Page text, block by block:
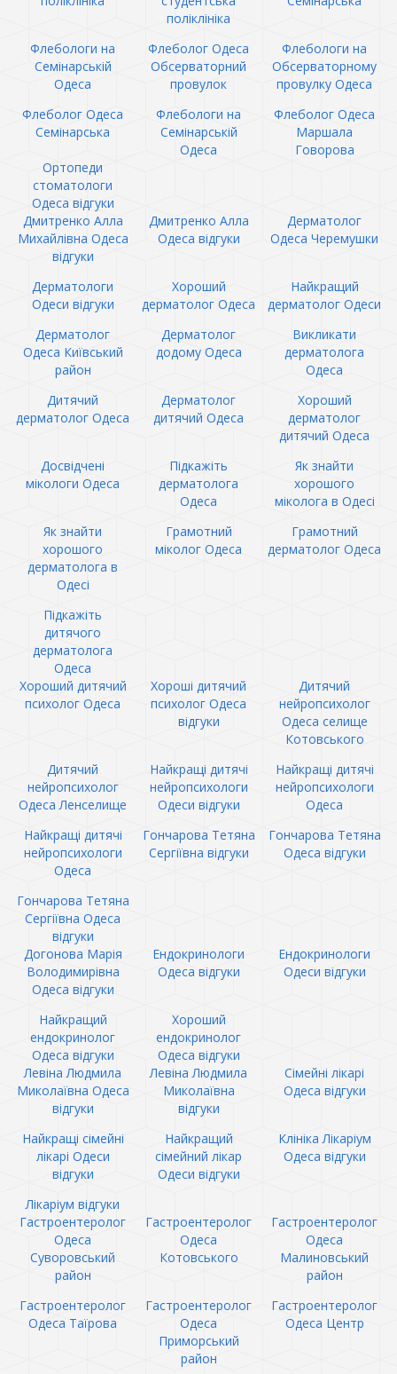
поліклініка
Флебологи на
Семінарській
Одеса
Флеболог Одеса
Обсерваторний
провулок
Флебологи на
Обсерваторному
провулку Одеса
Флеболог Одеса
Семінарська
Флебологи на
Семінарській
Одеса
Флеболог Одеса
Маршала
Говорова
Ортопеди
стоматологи
Одеса відгуки
Дмитренко Алла
Михайлівна Одеса
відгуки
Дмитренко Алла
Одеса відгуки
Дерматолог
Одеса Черемушки
Дерматологи
Одеси відгуки
Хороший
дерматолог Одеса
Найкращий
дерматолог Одеси
Дерматолог
Одеса Київський
район
Дерматолог
додому Одеса
Викликати
дерматолога
Одеса
Дитячий
дерматолог Одеса
Дерматолог
дитячий Одеса
Хороший
дерматолог
дитячий Одеса
Досвідчені
мікологи Одеса
Підкажіть
дерматолога
Одеса
Як знайти
хорошого
міколога в Одесі
Як знайти
хорошого
дерматолога в
Одесі
Грамотний
міколог Одеса
Грамотний
дерматолог Одеса
Підкажіть
дитячого
дерматолога
Одеса
Хороший дитячий
психолог Одеса
Хороші дитячий
психолог Одеса
відгуки
Дитячий
нейропсихолог
Одеса селище
Котовського
Дитячий
нейропсихолог
Одеса Ленселище
Найкращі дитячі
нейропсихологи
Одеси відгуки
Найкращі дитячі
нейропсихологи
Одеса
Найкращі дитячі
нейропсихологи
Одеса
Гончарова Тетяна
Сергіївна відгуки
Гончарова Тетяна
Одеса відгуки
Гончарова Тетяна
Сергіївна Одеса
відгуки
Догонова Марія
Володимирівна
Одеса відгуки
Ендокринологи
Одеса відгуки
Ендокринологи
Одеси відгуки
Найкращий
ендокринолог
Одеса відгуки
Хороший
ендокринолог
Одеса відгуки
Левіна Людмила
Миколаївна Одеса
відгуки
Левіна Людмила
Миколаївна
відгуки
Сімейні лікарі
Одеса відгуки
Найкращі сімейні
лікарі Одеси
відгуки
Найкращий
сімейний лікар
Одеси відгуки
Клініка Лікаріум
Одеса відгуки
Лікаріум відгуки
Гастроентеролог
Одеса
Суворовський
район
Гастроентеролог
Одеса
Котовського
Гастроентеролог
Одеса
Малиновський
район
Гастроентеролог
Одеса Таїрова
Гастроентеролог
Одеса
Приморський
район
Гастроентеролог
Одеса Центр